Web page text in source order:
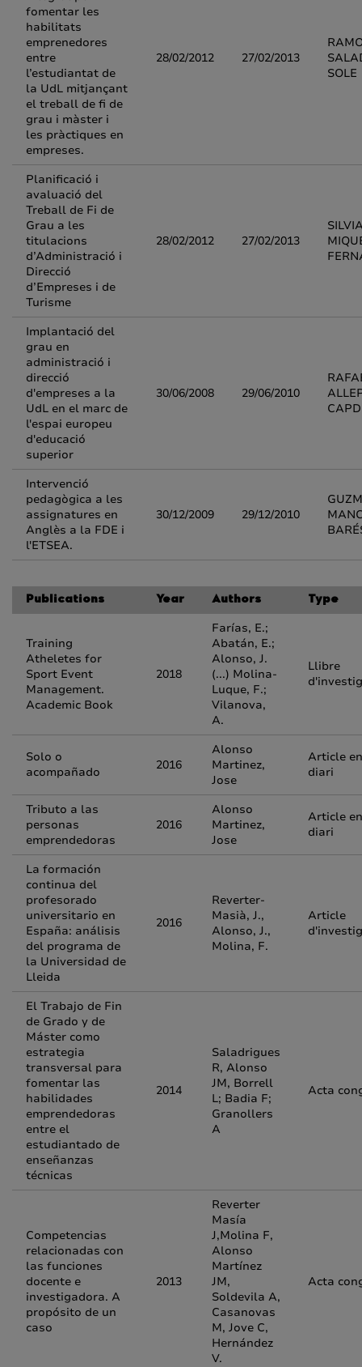
fomentar les
habilitats
emprenedores
entre
l’estudiantat de
la UdL mitjançant
el treball de fi de
grau i màster i
les pràctiques en
empreses.
28/02/2012 27/02/2013
SOLE
Planificació i
avaluació del
Treball de Fi de
Grau a les
titulacions
d’Administració i
Direcció
d’Empreses i de
Turisme
28/02/2012 27/02/2013
Implantació del
grau en
administració i
direcció
d'empreses a la
UdL en el marc de
l'espai europeu
d'educació
superior
30/06/2008 29/06/2010
Intervenció
pedagògica a les
assignatures en
Anglès a la FDE i
l'ETSEA.
30/12/2009 29/12/2010
Publications Year Authors Type
Training
Atheletes for
Sport Event
Management.
Academic Book
2018
Farías, E.;
Abatán, E.;
Alonso, J.
(...) Molina-
Luque, F.;
Vilanova,
A.
Llibre
Solo o
acompañado
2016
Alonso
Martinez,
Jose
Article en
diari
Tributo a las
personas
emprendedoras
2016
Alonso
Martinez,
Jose
Article en
diari
La formación
continua del
profesorado
universitario en
España: análisis
del programa de
la Universidad de
Lleida
2016
Reverter-
Masià, J.,
Alonso, J.,
Molina, F.
Article
El Trabajo de Fin
de Grado y de
Máster como
estrategia
transversal para
fomentar las
habilidades
emprendedoras
entre el
estudiantado de
enseñanzas
técnicas
2014
Saladrigues
R, Alonso
JM, Borrell
L; Badia F;
Granollers
A
Acta
Competencias
relacionadas con
las funciones
docente e
investigadora. A
propósito de un
caso
2013
Reverter
Masía
J,Molina F,
Alonso
Martínez
JM,
Soldevila A,
Casanovas
M, Jove C,
Hernández
V.
Acta